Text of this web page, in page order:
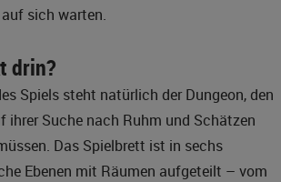
sich warten.
drin?
Spiels steht natürlich der Dungeon, den
ihrer Suche nach Ruhm und Schätzen
Das Spielbrett ist in sechs
Ebenen mit Räumen aufgeteilt – vom